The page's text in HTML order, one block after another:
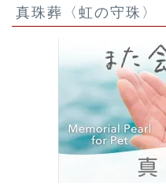
真珠葬〈虹の守珠〉